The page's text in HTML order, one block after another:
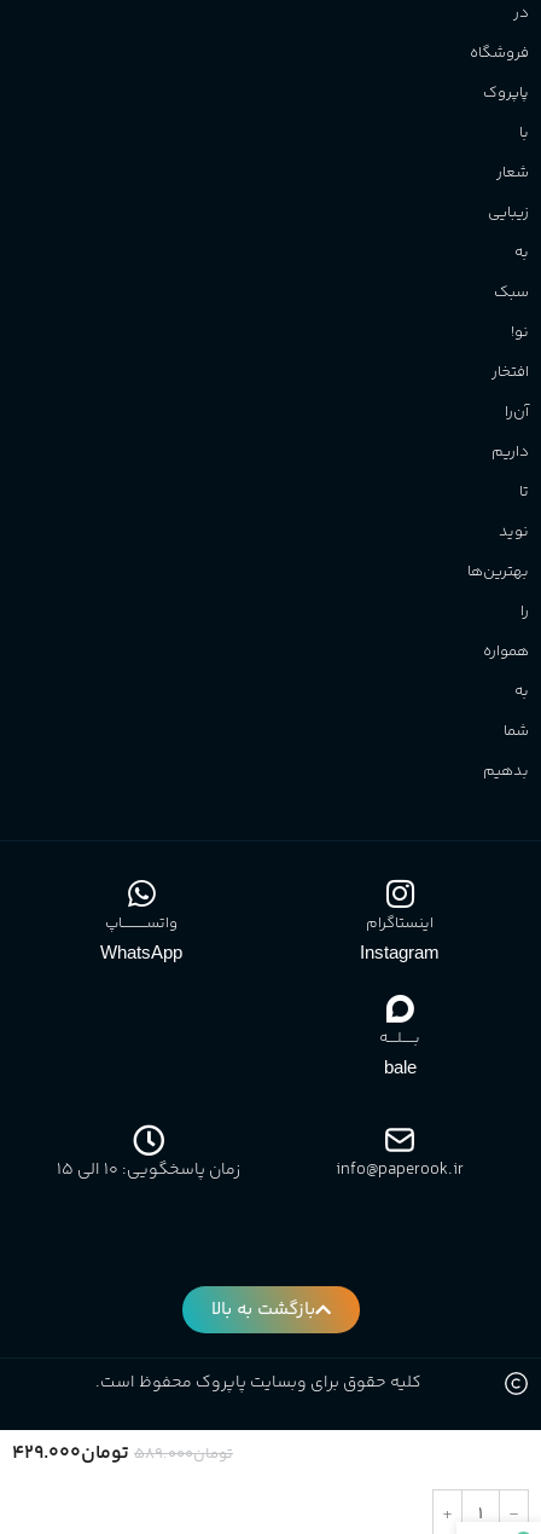
تومان۵۸۹.۰۰۰ تومان۴۲۹.۰۰۰
در
فروشگاه
پاپروک
با
شعار
زیبایی
به
سبک
نو!
افتخار
آن‌را
داریم
تا
نوید
بهترین‌ها
را
همواره
به
شما
بدهیم
اینستاگرام
Instagram
واتســــــــــاپ
WhatsApp
بـــــلــــه
bale
info@paperook.ir زمان پاسخگویی: 10 الی ۱5
بازگشت به بالا
کلیه حقوق برای وبسایت پاپروک محفوظ است.